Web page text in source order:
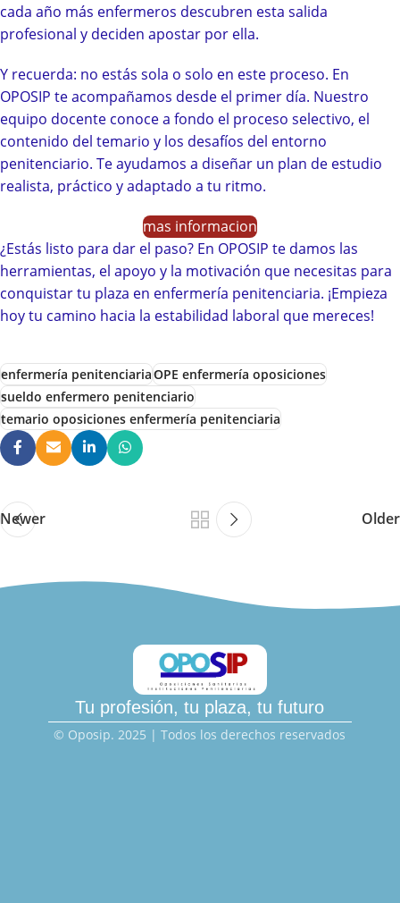
cada año más enfermeros descubren esta salida
profesional y deciden apostar por ella.
Y recuerda: no estás sola o solo en este proceso. En
OPOSIP te acompañamos desde el primer día. Nuestro
equipo docente conoce a fondo el proceso selectivo, el
contenido del temario y los desafíos del entorno
penitenciario. Te ayudamos a diseñar un plan de estudio
realista, práctico y adaptado a tu ritmo.
mas informacion
¿Estás listo para dar el paso? En OPOSIP te damos las
herramientas, el apoyo y la motivación que necesitas para
conquistar tu plaza en enfermería penitenciaria. ¡Empieza
hoy tu camino hacia la estabilidad laboral que mereces!
enfermería penitenciariaOPE enfermería oposiciones
sueldo enfermero penitenciario
temario oposiciones enfermería penitenciaria
Newer Older
Tu profesión, tu plaza, tu futuro
© Oposip. 2025 | Todos los derechos reservados